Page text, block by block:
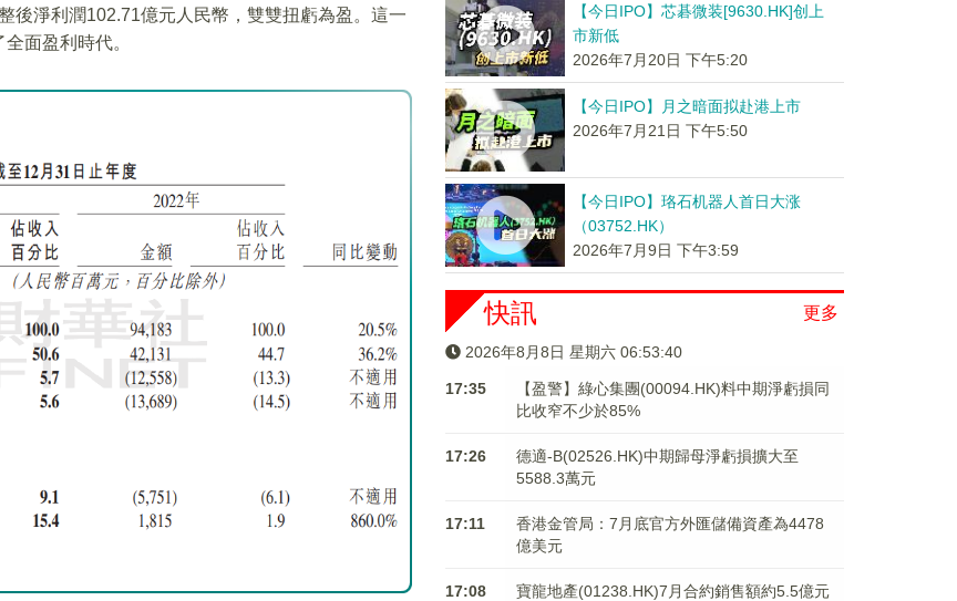
後淨利潤102.71億元人民幣，雙雙扭虧為盈。這一
面盈利時代。
【今日IPO】芯碁微装[9630.HK]创上
市新低
2026年7月20日 下午5:20
【今日IPO】月之暗面拟赴港上市
2026年7月21日 下午5:50
【今日IPO】珞石机器人首日大涨
（03752.HK）
2026年7月9日 下午3:59
更多
快訊
2026年8月8日 星期六 06:53:41
17:35
【盈警】綠心集團(00094.HK)料中期淨虧損同
比收窄不少於85%
17:26
德適-B(02526.HK)中期歸母淨虧損擴大至
5588.3萬元
17:11
香港金管局：7月底官方外匯儲備資產為4478
億美元
17:08 寶龍地產(01238.HK)7月合約銷售額約5.5億元